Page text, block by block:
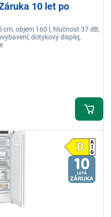
10 let po
objem 160 l, hlučnost 37 dB,
dotykový displej,